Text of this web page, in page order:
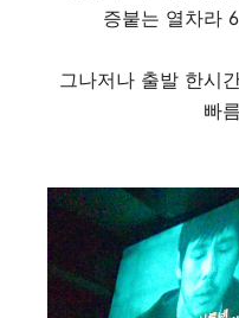
증붙는 열차라
그나저나 출발 한시
빠